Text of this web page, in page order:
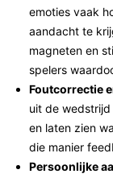
emoties vaak
aandacht te
magneten en
spelers
Foutcorrectie
uit de
en laten zien
die manier
Persoonlijke